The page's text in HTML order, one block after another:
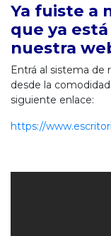
Ya fuiste a
que ya
nuestra
Entrá al sistema de
desde la
siguiente enlace:
https://